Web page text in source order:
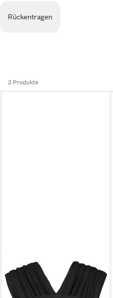
Rückentragen
2 Produkte
Babytrage manduca Sling -
Babytragetuch - Elastische
Babytrage, Unterstützt die